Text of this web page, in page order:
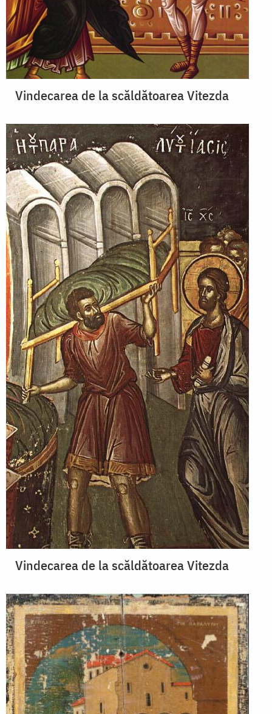
Vindecarea de la scăldătoarea Vitezda
Vindecarea de la scăldătoarea Vitezda